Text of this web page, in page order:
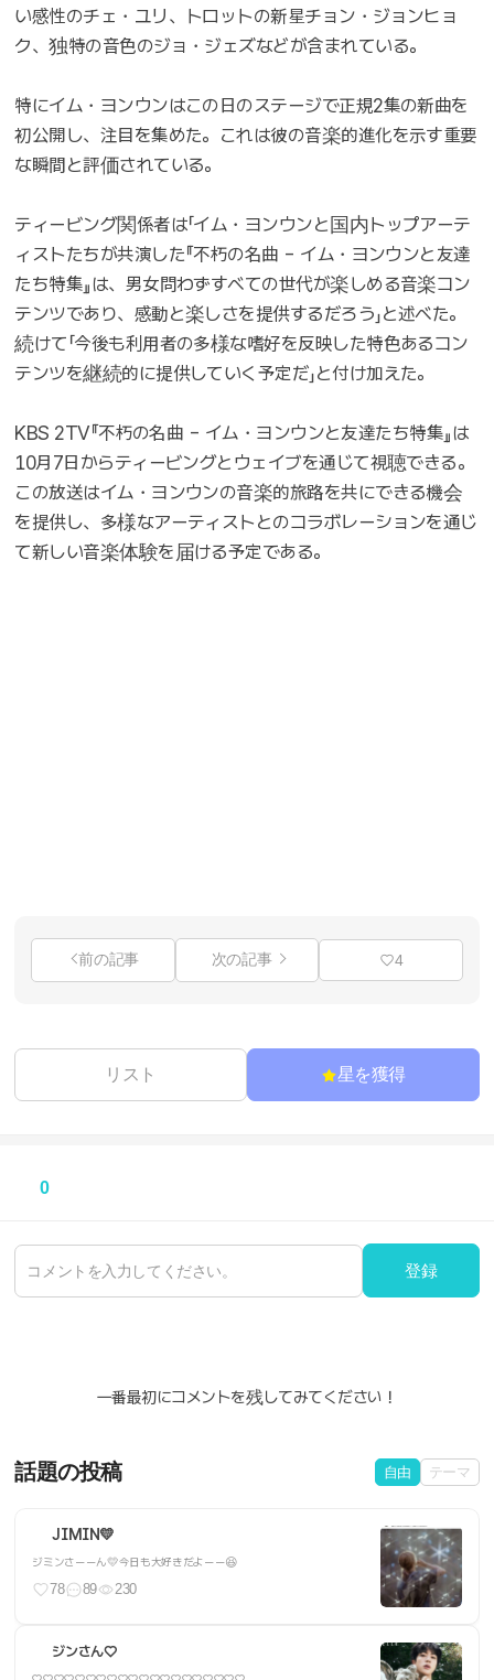
い感性のチェ・ユリ、トロットの新星チョン・ジョンヒョ
ク、独特の音色のジョ・ジェズなどが含まれている。
特にイム・ヨンウンはこの日のステージで正規2集の新曲を
初公開し、注目を集めた。これは彼の音楽的進化を示す重要
な瞬間と評価されている。
ティービング関係者は「イム・ヨンウンと国内トップアーテ
ィストたちが共演した『不朽の名曲 - イム・ヨンウンと友達
たち特集』は、男女問わずすべての世代が楽しめる音楽コン
テンツであり、感動と楽しさを提供するだろう」と述べた。
続けて「今後も利用者の多様な嗜好を反映した特色あるコン
テンツを継続的に提供していく予定だ」と付け加えた。
KBS 2TV『不朽の名曲 - イム・ヨンウンと友達たち特集』は
10月7日からティービングとウェイブを通じて視聴できる。
この放送はイム・ヨンウンの音楽的旅路を共にできる機会
を提供し、多様なアーティストとのコラボレーションを通じ
て新しい音楽体験を届ける予定である。
前の記事 次の記事 4
リスト 星を獲得
0
登録
一番最初にコメントを残してみてください！
話題の投稿 自由 テーマ
JIMIN💛
ジミンさーーん💛今日も大好きだよーー😆
78 89 230
ジンさん♡